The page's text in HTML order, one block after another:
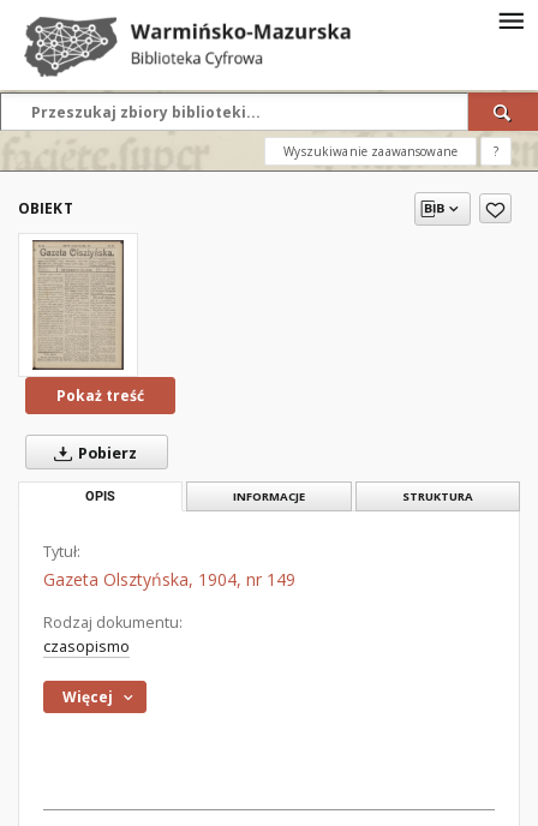
Wyszukiwanie zaawansowane ?
OBIEKT
Pokaż treść
Pobierz
OPIS INFORMACJE STRUKTURA
Tytuł:
Gazeta Olsztyńska, 1904, nr 149
Rodzaj dokumentu:
czasopismo
Więcej